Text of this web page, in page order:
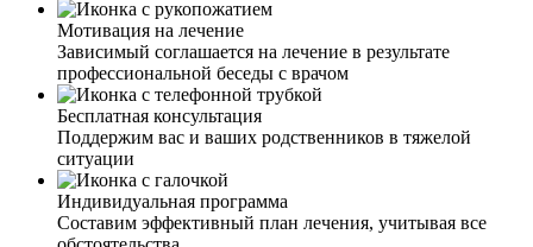
Обращался для вызова нарколога на дом. Остались
очень довольны и ценой и результатом. Мать не могла
выйти из запоя. Приехавший врач провел диагностику
состояния, поставил капельницу для детоксикации
крови, оставил седативные и сосудистые лекарства на
три дня для полного восстановления организма.
Мотивация на лечение
Зависимый соглашается на лечение в результате
профессиональной беседы с врачом
Бесплатная консультация
Поддержим вас и ваших родственников в тяжелой
ситуации
Индивидуальная программа
Составим эффективный план лечения, учитывая все